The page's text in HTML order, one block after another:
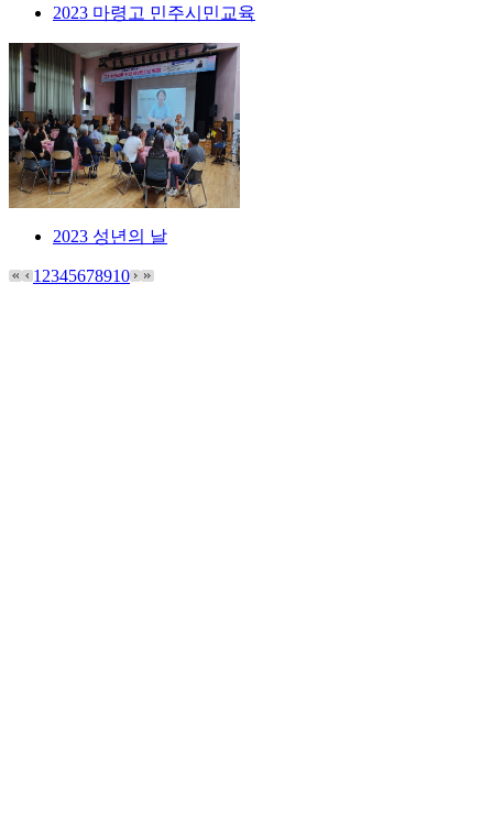
2023 마령고 민주시민교육
2023 성년의 날
1 2345678910